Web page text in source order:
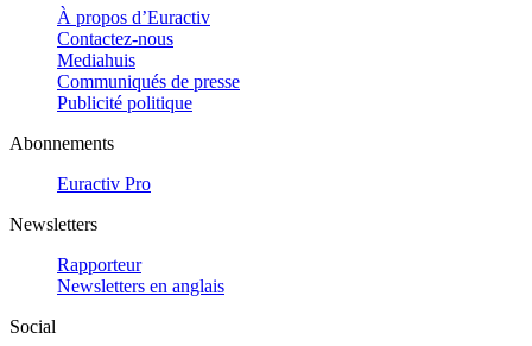
À propos d’Euractiv
Contactez-nous
Mediahuis
Communiqués de presse
Publicité politique
Abonnements
Euractiv Pro
Newsletters
Rapporteur
Newsletters en anglais
Social